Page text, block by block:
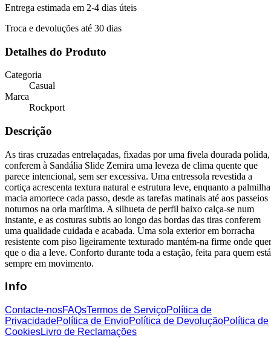
Entrega estimada em 2-4 dias úteis
Troca e devoluções até 30 dias
Detalhes do Produto
Categoria
Casual
Marca
Rockport
Descrição
As tiras cruzadas entrelaçadas, fixadas por uma fivela dourada polida,
conferem à Sandália Slide Zemira uma leveza de clima quente que
parece intencional, sem ser excessiva. Uma entressola revestida a
cortiça acrescenta textura natural e estrutura leve, enquanto a palmilha
macia amortece cada passo, desde as tarefas matinais até aos passeios
noturnos na orla marítima. A silhueta de perfil baixo calça-se num
instante, e as costuras subtis ao longo das bordas das tiras conferem
uma qualidade cuidada e acabada. Uma sola exterior em borracha
resistente com piso ligeiramente texturado mantém-na firme onde quer
que o dia a leve. Conforto durante toda a estação, feita para quem está
sempre em movimento.
Info
Contacte-nosFAQsTermos de ServiçoPolítica de
PrivacidadePolítica de EnvioPolítica de DevoluçãoPolítica de
CookiesLivro de Reclamações